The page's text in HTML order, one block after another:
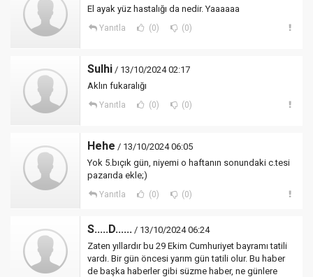
El ayak yüz hastalığı da nedir. Yaaaaaa
Yanıtla (0) (0)
Sulhi / 13/10/2024 02:17
Aklın fukaralığı
Yanıtla (0) (0)
Hehe / 13/10/2024 06:05
Yok 5.bıçık gün, niyemi o haftanın sonundaki c.tesi
pazarıda ekle;)
Yanıtla (0) (0)
S.....D...... / 13/10/2024 06:24
Zaten yıllardır bu 29 Ekim Cumhuriyet bayramı tatili
vardı. Bir gün öncesi yarım gün tatili olur. Bu haber
de başka haberler gibi süzme haber, ne günlere